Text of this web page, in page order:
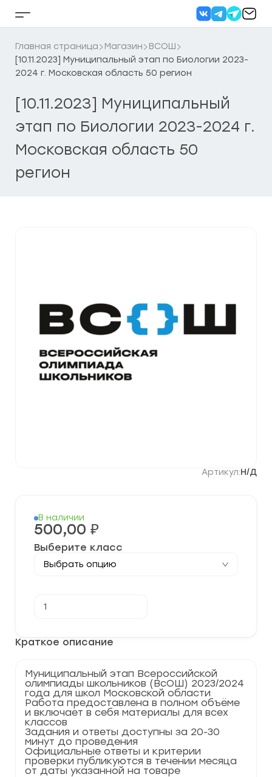
Кнопка
бокового
меню
Главная страница Магазин
ВСОШ
[10.11.2023] Муниципальный этап по Биологии 2023-
2024 г. Московская область 50 регион
[10.11.2023] Муниципальный
этап по Биологии 2023-2024 г.
Московская область 50
регион
Артикул:Н/Д
Краткое описание
Муниципальный этап Всероссийской
олимпиады школьников (ВсОШ) 2023/2024
года для школ Московской области
Работа предоставлена в полном объёме
и включает в себя материалы для всех
классов
Задания и ответы доступны за 20-30
минут до проведения
Официальные ответы и критерии
проверки публикуются в течении месяца
от даты указанной на товаре
В наличии
500,00 ₽
Выберите класс
товара
этап
по
2024
г.
Московская
область
50
регион